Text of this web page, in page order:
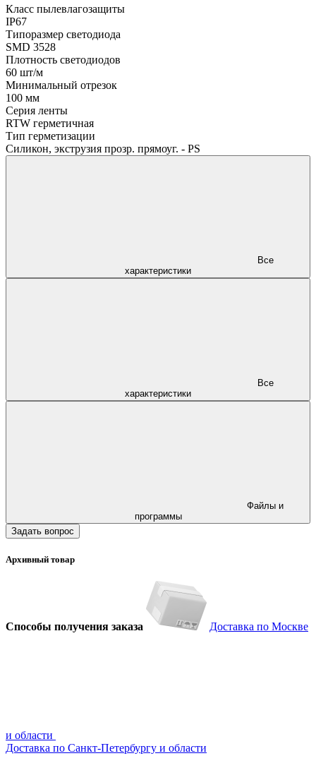
Класс пылевлагозащиты
IP67
Типоразмер светодиода
SMD 3528
Плотность светодиодов
60 шт/м
Минимальный отрезок
100 мм
Серия ленты
RTW герметичная
Тип герметизации
Силикон, экструзия прозр. прямоуг. - PS
характеристики
характеристики
программы
Задать вопрос
Архивный товар
Способы получения заказа Доставка по Москве
и области
Доставка по Санкт-Петербургу и области